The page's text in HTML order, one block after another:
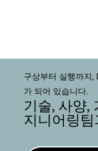
구상부터 실행까지,
가 되어 있습니다.
기술, 사양,
지니어링